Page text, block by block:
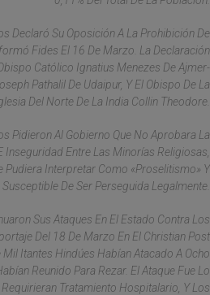
Declaró Su Oposición A La Prohibición De
Fides El 16 De Marzo. La Declaración
Católico Ignatius Menezes De Ajmer-
Pathalil De Udaipur, Y El Obispo De La
Del Norte De La India Collin Theodore.
Pidieron Al Gobierno Que No Aprobara La
Inseguridad Entre Las Minorías Religiosas,
Pudiera Interpretar Como «proselitismo» Y
Susceptible De Ser Perseguida Legalmente.
Sus Ataques En El Estado Contra Los
Del 18 De Marzo En El Christian Post
Itantes Hindúes Habían Atacado A Ocho
Reunido Para Rezar. El Ataque Fue Lo
Tratamiento Hospitalario, Y Los